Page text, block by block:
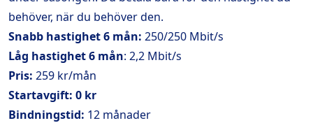
behöver, när du behöver den.
Snabb hastighet 6 mån: 250/250 Mbit/s
Låg hastighet 6 mån: 2,2 Mbit/s
Pris: 259 kr/mån
Startavgift: 0 kr
Bindningstid: 12 månader